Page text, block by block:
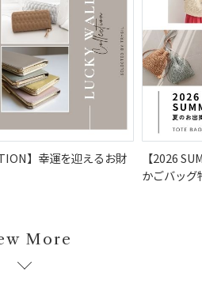
】幸運を迎えるお財
【2026
かごバッグ
More